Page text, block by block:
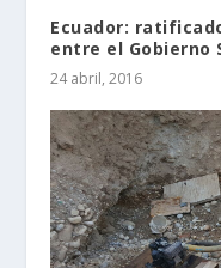
Ecuador:
entre el Gobierno
24 abril, 2016